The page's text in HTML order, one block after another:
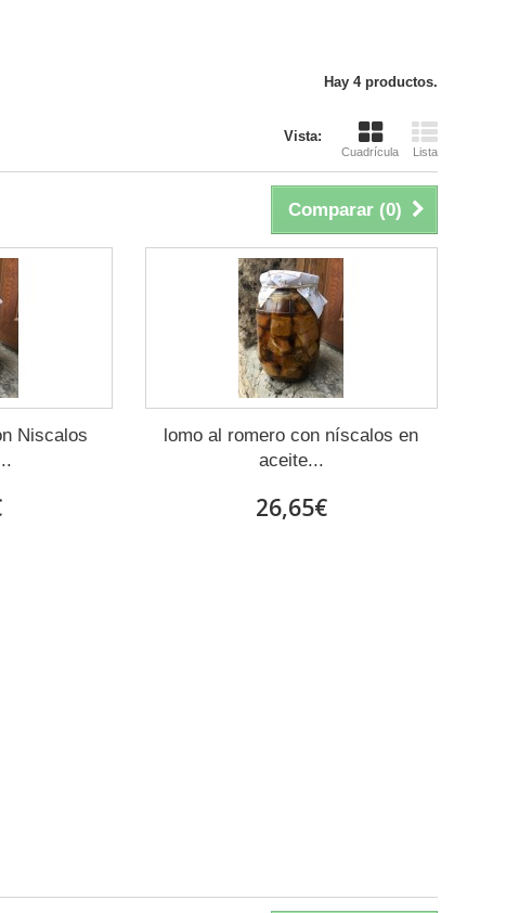
Hay 4 productos.
Vista:
Cuadrícula Lista
Comparar (0)
Niscalos
lomo al romero con níscalos en
aceite...
26,65€